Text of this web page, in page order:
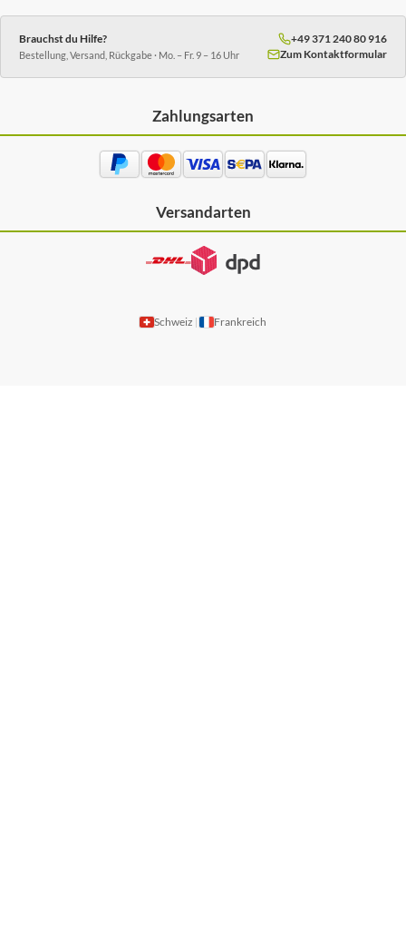
Brauchst du Hilfe?
Bestellung, Versand, Rückgabe · Mo. – Fr. 9 – 16 Uhr
+49 371 240 80 916
Zum Kontaktformular
Zahlungsarten
Versandarten
Schweiz Frankreich